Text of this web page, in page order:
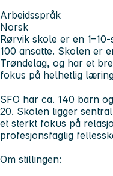
Arbeidsspråk
Norsk
Rørvik skole er en
100 ansatte. Skolen er
Trøndelag, og har et
fokus på helhetlig
SFO har ca. 140 barn
20. Skolen ligger
et sterkt fokus på
profesjonsfaglig
Om stillingen: